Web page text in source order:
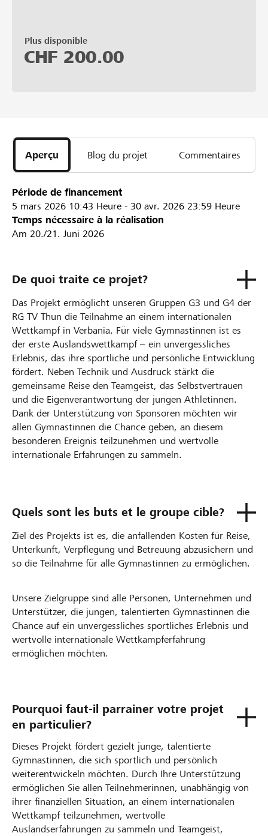
Plus disponible
CHF 200.00
Aperçu Blog du projet Commentaires
Période de financement
5 mars 2026 10:43 Heure - 30 avr. 2026 23:59 Heure
Temps nécessaire à la réalisation
Am 20./21. Juni 2026
De quoi traite ce projet?
Das Projekt ermöglicht unseren Gruppen G3 und G4 der
RG TV Thun die Teilnahme an einem internationalen
Wettkampf in Verbania. Für viele Gymnastinnen ist es
der erste Auslandswettkampf – ein unvergessliches
Erlebnis, das ihre sportliche und persönliche Entwicklung
fördert. Neben Technik und Ausdruck stärkt die
gemeinsame Reise den Teamgeist, das Selbstvertrauen
und die Eigenverantwortung der jungen Athletinnen.
Dank der Unterstützung von Sponsoren möchten wir
allen Gymnastinnen die Chance geben, an diesem
besonderen Ereignis teilzunehmen und wertvolle
internationale Erfahrungen zu sammeln.
Quels sont les buts et le groupe cible?
Ziel des Projekts ist es, die anfallenden Kosten für Reise,
Unterkunft, Verpflegung und Betreuung abzusichern und
so die Teilnahme für alle Gymnastinnen zu ermöglichen.
Unsere Zielgruppe sind alle Personen, Unternehmen und
Unterstützer, die jungen, talentierten Gymnastinnen die
Chance auf ein unvergessliches sportliches Erlebnis und
wertvolle internationale Wettkampferfahrung
ermöglichen möchten.
Pourquoi faut-il parrainer votre projet
en particulier?
Dieses Projekt fördert gezielt junge, talentierte
Gymnastinnen, die sich sportlich und persönlich
weiterentwickeln möchten. Durch Ihre Unterstützung
ermöglichen Sie allen Teilnehmerinnen, unabhängig von
ihrer finanziellen Situation, an einem internationalen
Wettkampf teilzunehmen, wertvolle
Auslandserfahrungen zu sammeln und Teamgeist,